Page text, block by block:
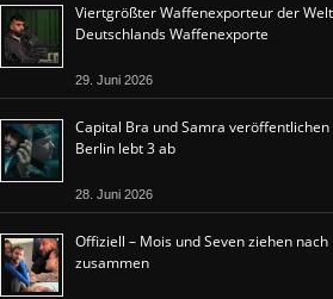
Viertgrößter Waffenexporteur der
Deutschlands Waffenexporte
29. Juni 2026
Capital Bra und Samra
Berlin lebt 3 ab
28. Juni 2026
Offiziell – Mois und Seven ziehen
zusammen